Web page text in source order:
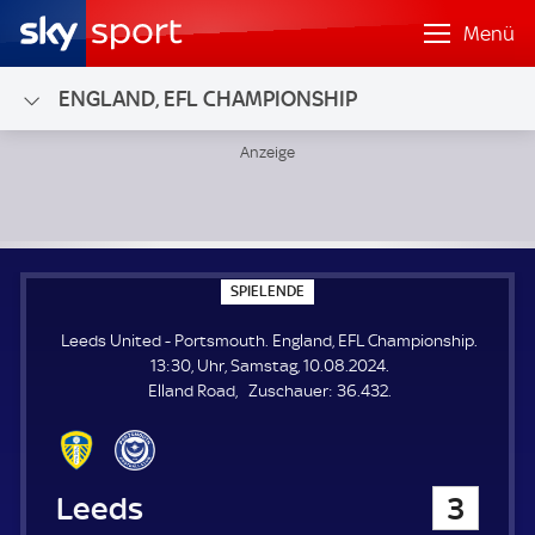
Menü
ENGLAND, EFL CHAMPIONSHIP
SPIELENDE
P
E
L
E
N
Leeds United - Portsmouth. England, EFL Championship.
13:30, Uhr, Samstag, 10.08.2024.
Elland Road
Zuschauer: Z
36.432.
Leeds United 3